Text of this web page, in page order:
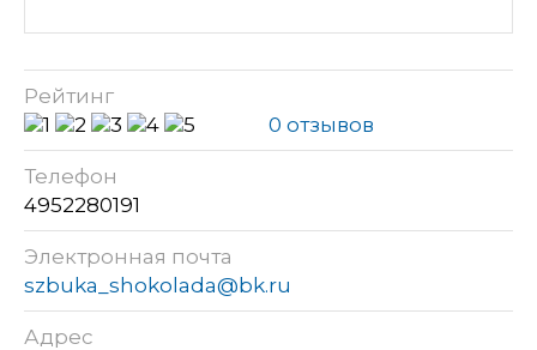
Рейтинг
0 отзывов
Телефон
4952280191
Электронная почта
szbuka_shokolada@bk.ru
Адрес